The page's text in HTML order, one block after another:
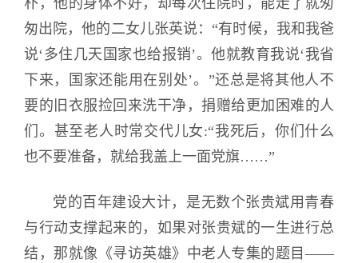
朴，他的身体不好，却每次住院时，能走了就匆
匆出院，他的二女儿张英说：“有时候，我和我爸
说‘多住几天国家也给报销’。他就教育我说‘我省
下来，国家还能用在别处’。”还总是将其他人不
要的旧衣服捡回来洗干净，捐赠给更加困难的人
们。甚至老人时常交代儿女:“我死后，你们什么
也不要准备，就给我盖上一面党旗……”
党的百年建设大计，是无数个张贵斌用青春
与行动支撑起来的，如果对张贵斌的一生进行总
结，那就像《寻访英雄》中老人专集的题目——